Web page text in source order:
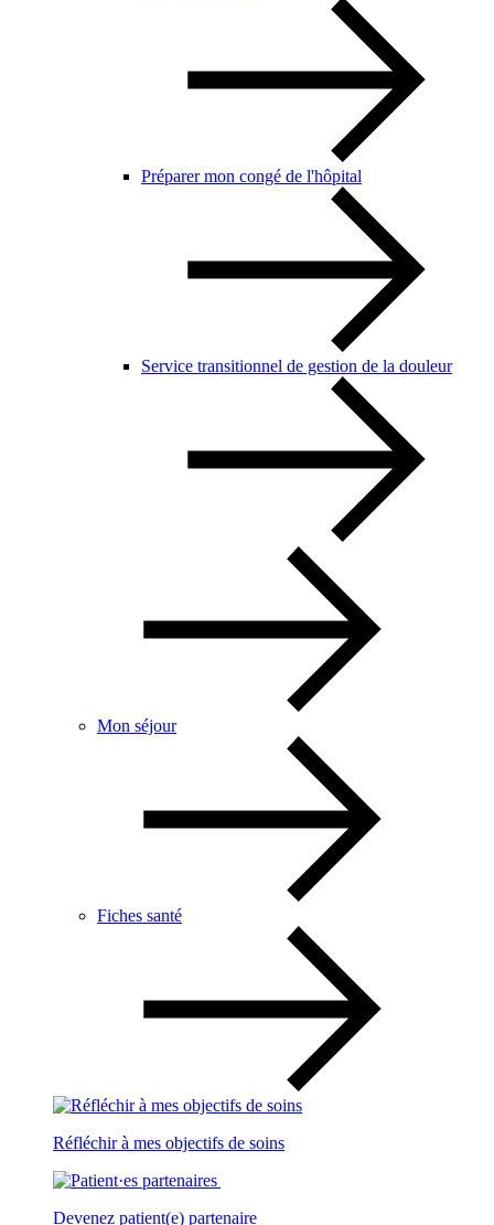
Préparer mon congé de l'hôpital
Service transitionnel de gestion de la douleur
Mon séjour
Fiches santé
Réfléchir à mes objectifs de soins
Devenez patient(e) partenaire